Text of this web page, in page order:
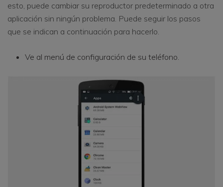
esto, puede cambiar su reproductor predeterminado a otra
aplicación sin ningún problema. Puede seguir los pasos
que se indican a continuación para hacerlo.
Ve al menú de configuración de su teléfono.